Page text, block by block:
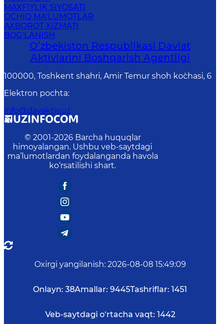
MAXFIYLIK SIYOSATI
OCHIQ MA'LUMOTLAR
AXBOROT XIZMATI
BOG‘LANISH
Oʻzbekiston Respublikasi Davlat
Aktivlarini Boshqarish Agentligi
100000, Toshkent shahri, Amir Temur shoh ko`chasi, 6
Elektron pochta:
info@davaktiv.uz
© 2001-2026 Barcha huquqlar
himoyalangan. Ushbu veb-saytdagi
ma’lumotlardan foydalanganda havola
ko‘rsatilishi shart.
Oxirgi yangilanish: 2026-08-08 15:49:09
Onlayn: 38Amallar: 9445Tashriflar: 1451
Veb-saytdagi o‘rtacha vaqt: 1442